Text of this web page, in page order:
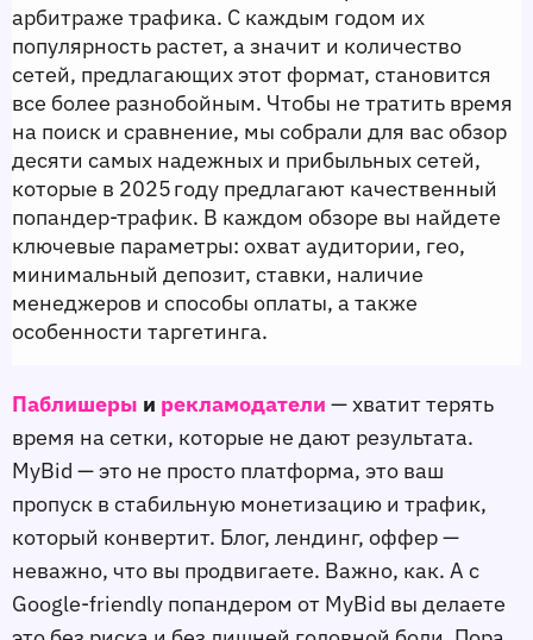
арбитраже трафика. С каждым годом их
популярность растет, а значит и количество
сетей, предлагающих этот формат, становится
все более разнобойным. Чтобы не тратить время
на поиск и сравнение, мы собрали для вас обзор
десяти самых надежных и прибыльных сетей,
которые в 2025 году предлагают качественный
попандер‑трафик. В каждом обзоре вы найдете
ключевые параметры: охват аудитории, гео,
минимальный депозит, ставки, наличие
менеджеров и способы оплаты, а также
особенности таргетинга.
Паблишеры и рекламодатели — хватит терять
время на сетки, которые не дают результата.
MyBid — это не просто платформа, это ваш
пропуск в стабильную монетизацию и трафик,
который конвертит. Блог, лендинг, оффер —
неважно, что вы продвигаете. Важно, как. А с
Google-friendly попандером от MyBid вы делаете